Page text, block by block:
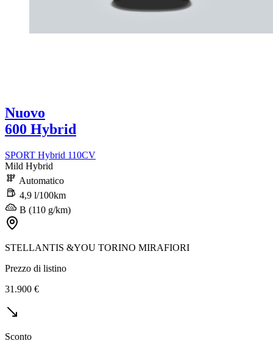
Nuovo
600 Hybrid
SPORT Hybrid 110CV
Mild Hybrid
Automatico
4,9 l/100km
B (110 g/km)
STELLANTIS &YOU TORINO MIRAFIORI
Prezzo di listino
31.900 €
Sconto